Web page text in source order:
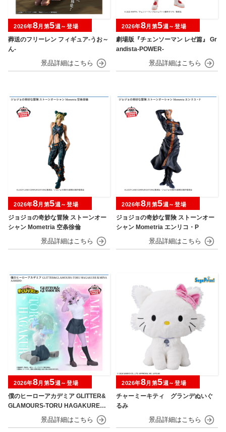
葬送のフリーレン フィギュア-うお～
ん-
2026年8月第5週～登場
劇場版『チェンソーマン レゼ篇』 Gr
andista-POWER-
2026年8月第5週～登場
ジョジョの奇妙な冒険 ストーンオー
シャン Mometria 空条徐倫
2026年8月第5週～登場
ジョジョの奇妙な冒険 ストーンオー
シャン Mometria エンリコ・P
2026年8月第5週～登場
僕のヒーローアカデミア GLITTER&
GLAMOURS-TORU HAGAKURE＆
MINA ASHIDO-
2026年8月第5週～登場
チャーミーキティ グランデぬいぐ
るみ
2026年8月第5週～登場